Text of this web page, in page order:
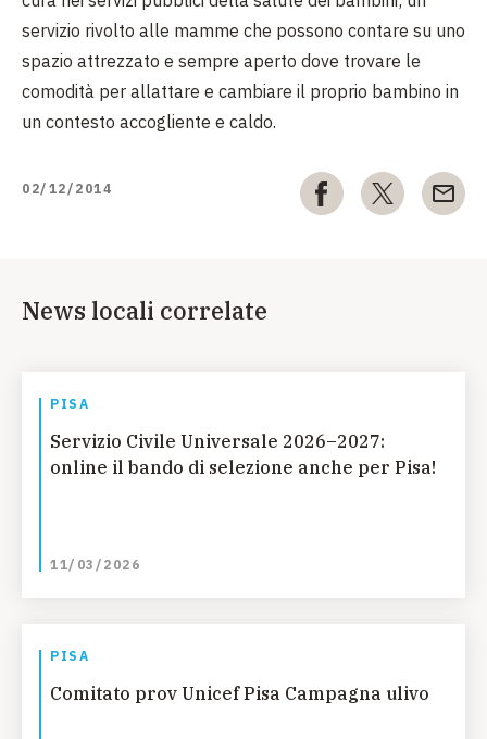
servizio rivolto alle mamme che possono contare su uno
spazio attrezzato e sempre aperto dove trovare le
comodità per allattare e cambiare il proprio bambino in
un contesto accogliente e caldo.
02/12/2014
News locali correlate
PISA
Servizio Civile Universale 2026–2027:
online il bando di selezione anche per Pisa!
11/03/2026
PISA
Comitato prov Unicef Pisa Campagna ulivo